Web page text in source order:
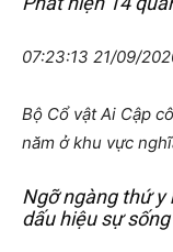
07:23:13 21/09/
Bộ Cổ vật Ai Cập
năm ở khu vực
Ngỡ ngàng thứ y
dấu hiệu sự sống